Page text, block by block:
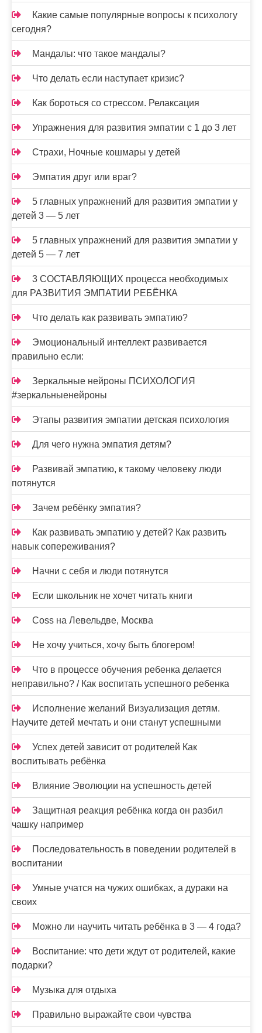
Какие самые популярные вопросы к психологу
сегодня?
Мандалы: что такое мандалы?
Что делать если наступает кризис?
Как бороться со стрессом. Релаксация
Упражнения для развития эмпатии с 1 до 3 лет
Страхи, Ночные кошмары у детей
Эмпатия друг или враг?
5 главных упражнений для развития эмпатии у
детей 3 — 5 лет
5 главных упражнений для развития эмпатии у
детей 5 — 7 лет
3 СОСТАВЛЯЮЩИХ процесса необходимых
для РАЗВИТИЯ ЭМПАТИИ РЕБЁНКА
Что делать как развивать эмпатию?
Эмоциональный интеллект развивается
правильно если:
Зеркальные нейроны ПСИХОЛОГИЯ
#зеркальныенейроны
Этапы развития эмпатии детская психология
Для чего нужна эмпатия детям?
Развивай эмпатию, к такому человеку люди
потянутся
Зачем ребёнку эмпатия?
Как развивать эмпатию у детей? Как развить
навык сопереживания?
Начни с себя и люди потянутся
Если школьник не хочет читать книги
Coss на Левельдве, Москва
Не хочу учиться, хочу быть блогером!
Что в процессе обучения ребенка делается
неправильно? / Как воспитать успешного ребенка
Исполнение желаний Визуализация детям.
Научите детей мечтать и они станут успешными
Успех детей зависит от родителей Как
воспитывать ребёнка
Влияние Эволюции на успешность детей
Защитная реакция ребёнка когда он разбил
чашку например
Последовательность в поведении родителей в
воспитании
Умные учатся на чужих ошибках, а дураки на
своих
Можно ли научить читать ребёнка в 3 — 4 года?
Воспитание: что дети ждут от родителей, какие
подарки?
Музыка для отдыха
Правильно выражайте свои чувства